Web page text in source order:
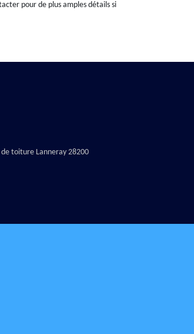
pour de plus amples détails si
toiture Lanneray 28200